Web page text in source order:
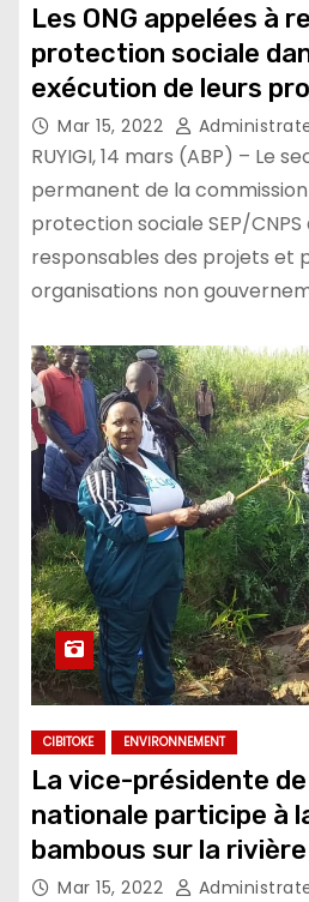
Les ONG appelées à
protection sociale
exécution de leurs
Mar 15, 2022
RUYIGI, 14 mars (ABP) – Le
permanent de la
protection sociale SEP/
responsables des projets et
organisations non
CIBITOKE ENVIRONNEMENT
La vice-présidente de
nationale participe à
bambous sur la
Mar 15, 2022